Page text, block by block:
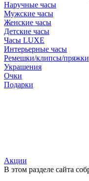
Наручные часы
Мужские часы
Женские часы
Детские часы
Часы LUXE
Интерьерные часы
Ремешки/клипсы/пряжки
Украшения
Очки
Подарки
Акции
В этом разделе сайта